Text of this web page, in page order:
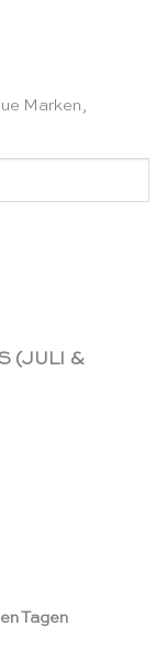
Marken,
(JULI &
Tagen